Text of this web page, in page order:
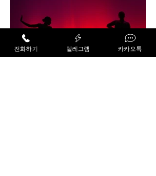
전화하기 텔레그램 카카오톡